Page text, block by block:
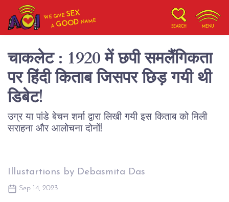
WE GIVESEX
AGOOD NAME
SEARCH MENU
चाकलेट : 1920 में छपी समलैंगिकता
पर हिंदी किताब जिसपर छिड़ गयी थी
डिबेट!
उग्र या पांडे बेचन शर्मा द्वारा लिखी गयी इस किताब को मिली
सराहना और आलोचना दोनों!
Illustartions by Debasmita Das
Sep 14, 2023